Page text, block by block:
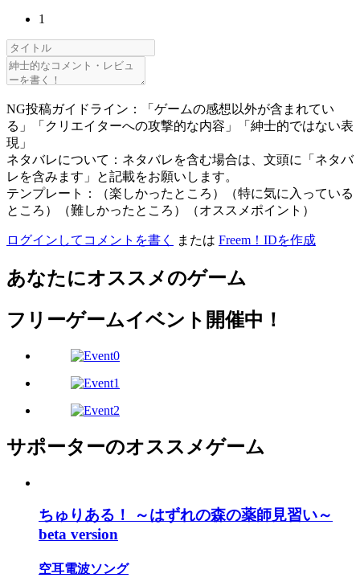
1
NG投稿ガイドライン：「ゲームの感想以外が含まれてい
る」「クリエイターへの攻撃的な内容」「紳士的ではない表
現」
ネタバレについて：ネタバレを含む場合は、文頭に「ネタバ
レを含みます」と記載をお願いします。
テンプレート：（楽しかったところ）（特に気に入っている
ところ）（難しかったところ）（オススメポイント）
ログインしてコメントを書く または Freem！IDを作成
あなたにオススメのゲーム
フリーゲームイベント開催中！
サポーターのオススメゲーム
ちゅりある！ ～はずれの森の薬師見習い～
beta version
空耳電波ソング